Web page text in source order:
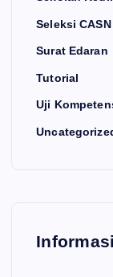
Seleksi CASN
Surat Edaran
Tutorial
Uji